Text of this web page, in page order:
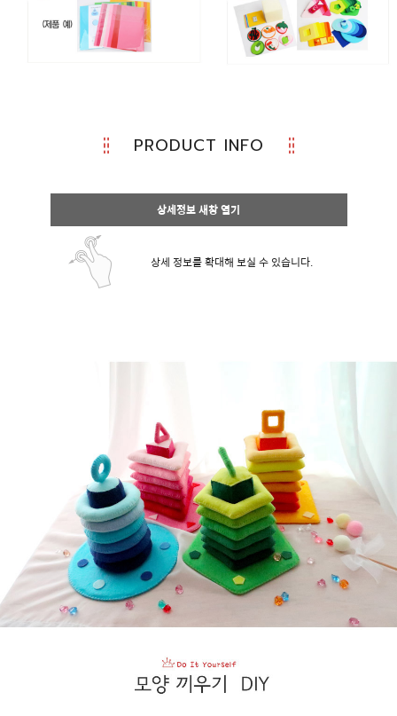
PRODUCT INFO
상세정보 새창 열기
상세 정보를 확대해 보실 수 있습니다.